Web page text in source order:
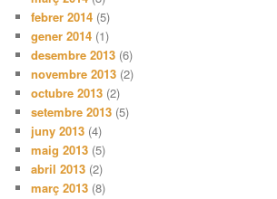
febrer 2014 (5)
gener 2014 (1)
desembre 2013 (6)
novembre 2013 (2)
octubre 2013 (2)
setembre 2013 (5)
juny 2013 (4)
maig 2013 (5)
abril 2013 (2)
març 2013 (8)